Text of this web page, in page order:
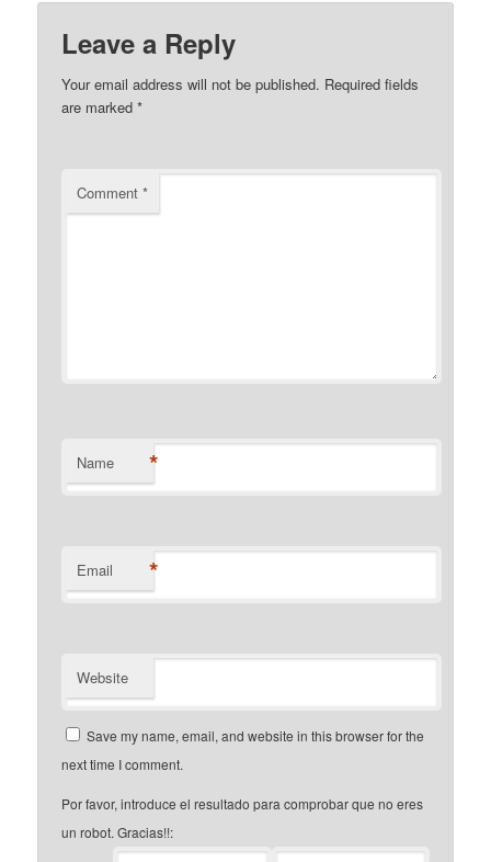
Leave a Reply
Your email address will not be published. Required fields
are marked*
Comment*
Name *
Email *
Website
Save my name, email, and website in this browser for the
next time I comment.
Por favor, introduce el resultado para comprobar que no eres
un robot. Gracias!!: